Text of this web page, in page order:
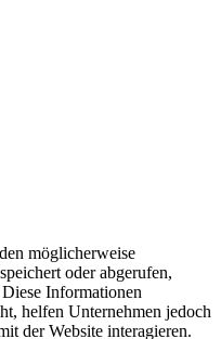
möglicherweise
oder abgerufen,
Informationen
helfen Unternehmen jedoch
der Website interagieren.